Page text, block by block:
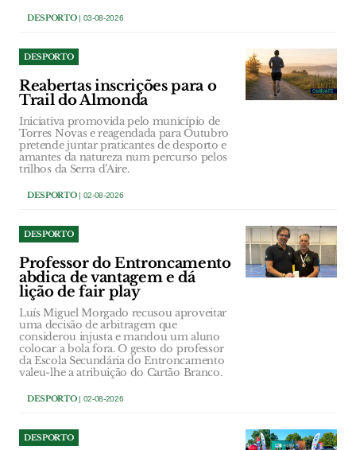
DESPORTO| 03-08-2026
DESPORTO
Reabertas inscrições para o
Trail do Almonda
Iniciativa promovida pelo município de
Torres Novas e reagendada para Outubro
pretende juntar praticantes de desporto e
amantes da natureza num percurso pelos
trilhos da Serra d’Aire.
DESPORTO| 02-08-2026
DESPORTO
Professor do Entroncamento
abdica de vantagem e dá
lição de fair play
Luís Miguel Morgado recusou aproveitar
uma decisão de arbitragem que
considerou injusta e mandou um aluno
colocar a bola fora. O gesto do professor
da Escola Secundária do Entroncamento
valeu-lhe a atribuição do Cartão Branco.
DESPORTO| 02-08-2026
DESPORTO